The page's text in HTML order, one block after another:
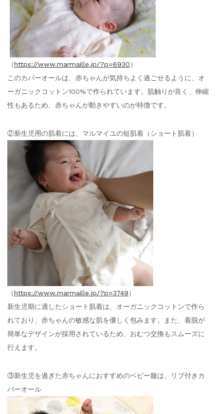
（https://www.marmaille.jp/?p=6930）
このカバーオールは、赤ちゃんが気持ちよく過ごせるように、オ
ーガニックコットン100%で作られています。肌触りが良く、伸縮
性もあるため、赤ちゃんが動きやすいのが特徴です。
②新生児用の肌着には、マルマイユの短肌着（ショート肌着）
（https://www.marmaille.jp/?p=3749）
新生児期に適したショート肌着は、オーガニックコットンで作ら
れており、赤ちゃんの敏感な肌を優しく包みます。また、着脱が
簡単なデザインが採用されているため、おむつ交換もスムーズに
行えます。
③新生児を過ぎた赤ちゃんにおすすめのベビー服は、リブ付きカ
バーオール